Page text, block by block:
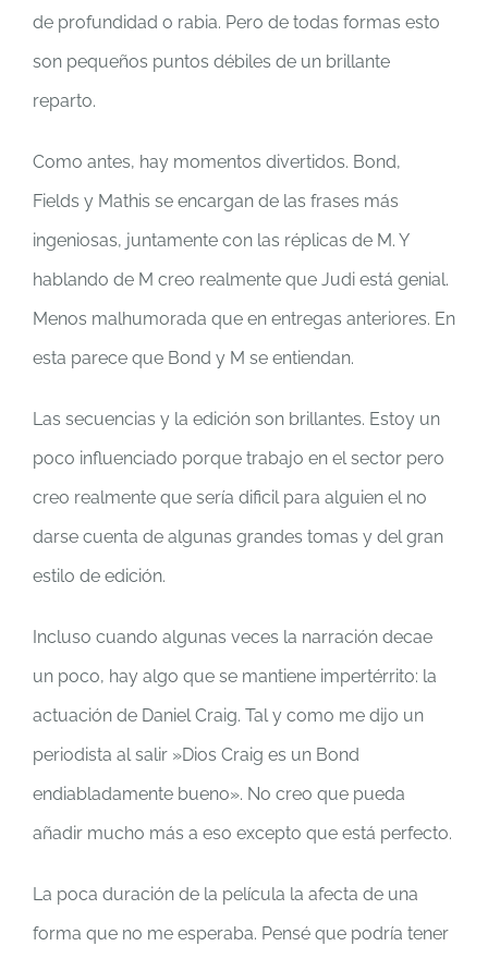
de profundidad o rabia. Pero de todas formas esto
son pequeños puntos débiles de un brillante
reparto.
Como antes, hay momentos divertidos. Bond,
Fields y Mathis se encargan de las frases más
ingeniosas, juntamente con las réplicas de M. Y
hablando de M creo realmente que Judi está genial.
Menos malhumorada que en entregas anteriores. En
esta parece que Bond y M se entiendan.
Las secuencias y la edición son brillantes. Estoy un
poco influenciado porque trabajo en el sector pero
creo realmente que sería dificil para alguien el no
darse cuenta de algunas grandes tomas y del gran
estilo de edición.
Incluso cuando algunas veces la narración decae
un poco, hay algo que se mantiene impertérrito: la
actuación de Daniel Craig. Tal y como me dijo un
periodista al salir »Dios Craig es un Bond
endiabladamente bueno». No creo que pueda
añadir mucho más a eso excepto que está perfecto.
La poca duración de la película la afecta de una
forma que no me esperaba. Pensé que podría tener